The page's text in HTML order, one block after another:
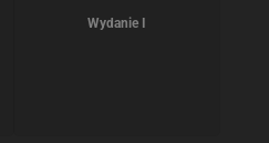
Wydanie I